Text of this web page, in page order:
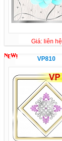
Giá: liên hệ
VP810